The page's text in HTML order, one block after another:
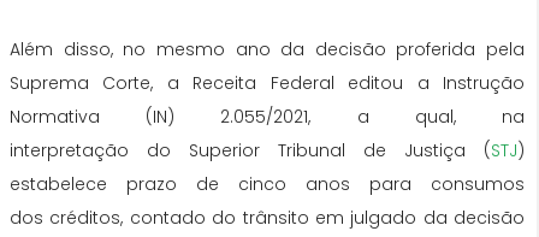
Além disso, no mesmo ano da decisão proferida pela
Suprema Corte, a Receita Federal editou a Instrução
Normativa (IN) 2.055/2021, a qual, na
interpretação do Superior Tribunal de Justiça (STJ)
estabelece prazo de cinco anos para consumos
dos créditos, contado do trânsito em julgado da decisão